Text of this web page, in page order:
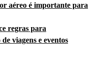
aéreo é importante para
regras para
viagens e eventos